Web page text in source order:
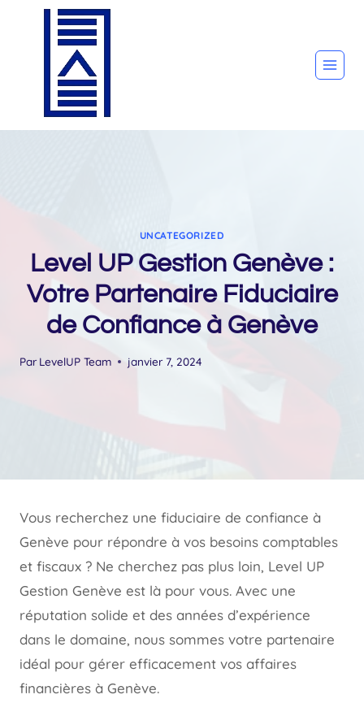
UNCATEGORIZED
Level UP Gestion Genève :
Votre Partenaire Fiduciaire
de Confiance à Genève
Par LevelUP Team janvier 7, 2024
Vous recherchez une fiduciaire de confiance à
Genève pour répondre à vos besoins comptables
et fiscaux ? Ne cherchez pas plus loin, Level UP
Gestion Genève est là pour vous. Avec une
réputation solide et des années d’expérience
dans le domaine, nous sommes votre partenaire
idéal pour gérer efficacement vos affaires
financières à Genève.